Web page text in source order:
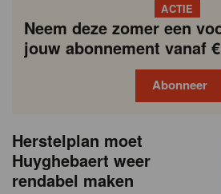
ACTIE
Neem deze zomer een
jouw abonnement vanaf
Abonneer
NHerstelplan moet
Huyghebaert weer
rendabel maken
P
a
g
Vorige
Page
Page
Page
Page
Current
page
Page
Page
Page
Page
Volgende
academy
society